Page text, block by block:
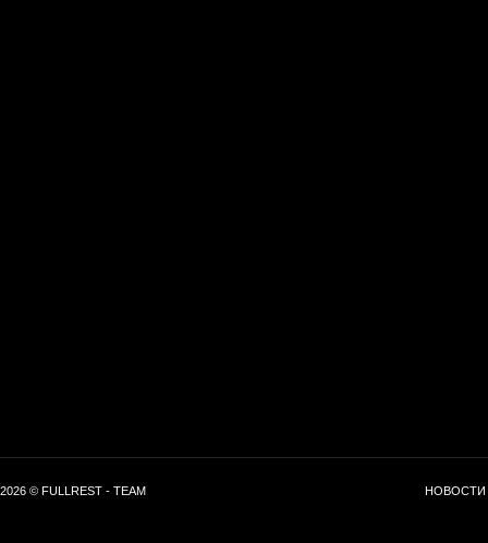
2026 © FULLREST - TEAM НОВОСТИ